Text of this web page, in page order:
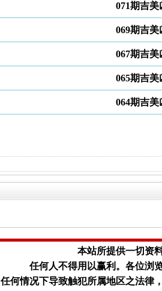
071期吉美
069期吉美
067期吉美
065期吉美
064期吉美
本站所提供一切资
任何人不得用以赢利。 各位浏
任何情况下导致触犯所属地区之法律